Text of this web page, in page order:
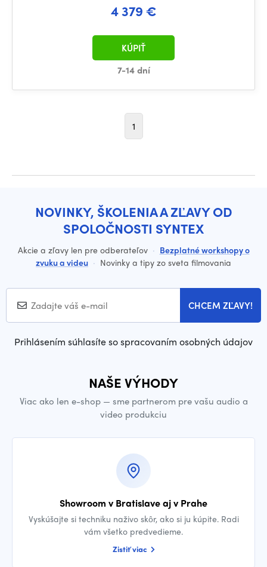
4 379 €
7-14 dní
KÚPIŤ
1
NOVINKY, ŠKOLENIA A ZĽAVY OD
SPOLOČNOSTI SYNTEX
Akcie a zľavy len pre odberateľov · Bezplatné workshopy o
zvuku a videu · Novinky a tipy zo sveta filmovania
CHCEM ZĽAVY!
Prihlásením súhlasíte so spracovaním osobných údajov
NAŠE VÝHODY
Viac ako len e-shop — sme partnerom pre vašu audio a
video produkciu
Showroom v Bratislave aj v Prahe
Vyskúšajte si techniku naživo skôr, ako si ju kúpite. Radi
vám všetko predvedieme.
Zistiť viac